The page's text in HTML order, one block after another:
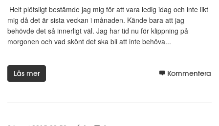
Helt plötsligt bestämde jag mig för att vara ledig idag och inte likt
mig då det är sista veckan i månaden. Kände bara att jag
behövde det så innerligt väl. Jag har tid nu för klippning på
morgonen och vad skönt det ska bli att inte behöva...
Läs mer Kommentera